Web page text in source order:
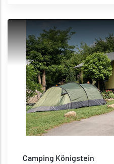
Camping Königstein